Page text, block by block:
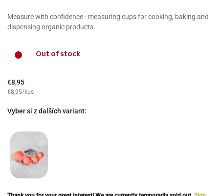
Measure with confidence - measuring cups for cooking, baking and
dispensing organic products.
Out of stock
€8,95
€8,95/kus
Vyber si z dalších variant: